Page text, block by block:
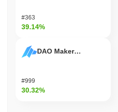
#363
39.14%
DAO Maker Token
#999
30.32%